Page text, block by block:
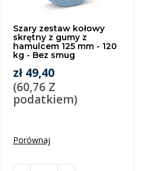
Szary zestaw kołowy
skrętny z gumy z
hamulcem 125 mm - 120
kg - Bez smug
zł 49,40
(60,76 Z
podatkiem)
Porównaj